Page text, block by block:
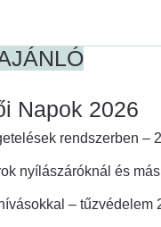
Napok 2026
rendszerben –
nyílászáróknál és
– tűzvédelem